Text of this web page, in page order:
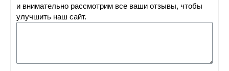
и внимательно рассмотрим все ваши отзывы, чтобы
улучшить наш сайт.